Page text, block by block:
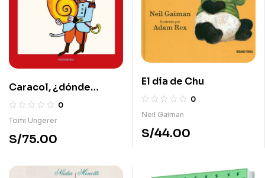
Caracol, ¿dónde
estás?
0
Tomi Ungerer
S/75.00
El día de Chu
0
Neil Gaiman
S/44.00